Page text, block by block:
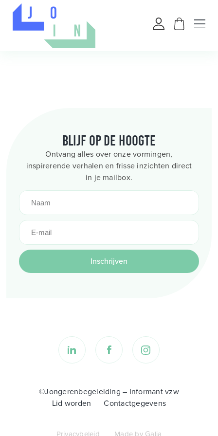
Blijf op de hoogte
Ontvang alles over onze vormingen,
inspirerende verhalen en frisse inzichten direct
in je mailbox.
Inschrijven
©Jongerenbegeleiding – Informant vzw
Lid worden
Contactgegevens